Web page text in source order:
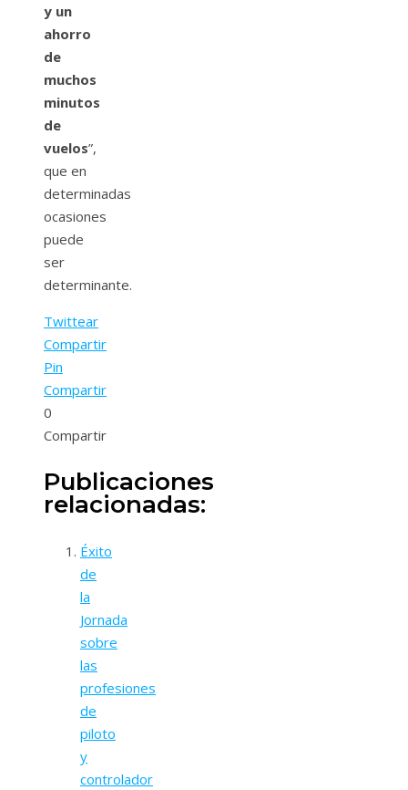
y un
ahorro
de
muchos
minutos
de
vuelos”,
que en
determinadas
ocasiones
puede
ser
determinante.
Twittear
Compartir
Pin
Compartir
0
Compartir
Publicaciones
relacionadas:
Éxito
de
la
Jornada
sobre
las
profesiones
de
piloto
y
controlador